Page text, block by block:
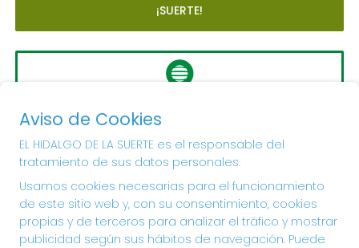
¡SUERTE!
Sorteo del día 10-08-2026
PRÓXIMO BOTE MILLONARIO:
56.000.000€
¡SUERTE!
Aviso de Cookies
EL HIDALGO DE LA SUERTE es el responsable del
tratamiento de sus datos personales.
Usamos cookies necesarias para el funcionamiento
de este sitio web y, con su consentimiento, cookies
propias y de terceros para analizar el tráfico y mostrar
publicidad según sus hábitos de navegación. Puede